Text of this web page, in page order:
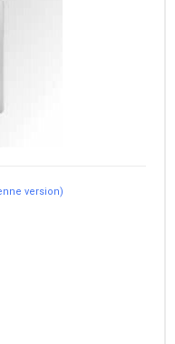
version)